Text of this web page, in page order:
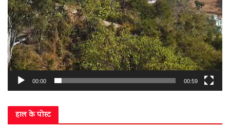
00:00 00:59
हाल के पोस्ट